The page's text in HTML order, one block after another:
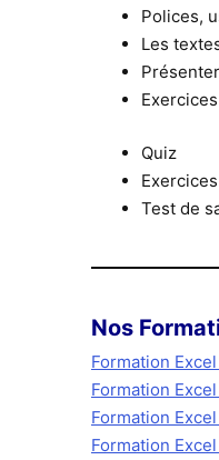
Polices,
Les
Quiz
Test de
Nos
Formation
Formation
Formation
Formation